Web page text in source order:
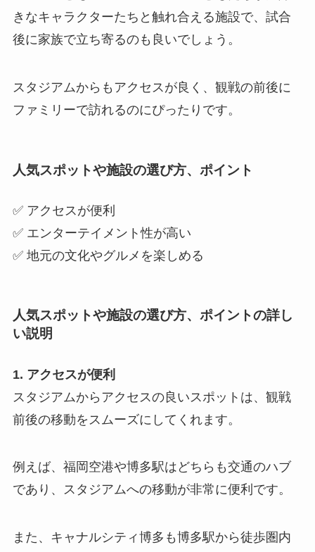
きなキャラクターたちと触れ合える施設で、試合
後に家族で立ち寄るのも良いでしょう。
スタジアムからもアクセスが良く、観戦の前後に
ファミリーで訪れるのにぴったりです。
人気スポットや施設の選び方、ポイント
✅ アクセスが便利
✅ エンターテイメント性が高い
✅ 地元の文化やグルメを楽しめる
人気スポットや施設の選び方、ポイントの詳し
い説明
1. アクセスが便利
スタジアムからアクセスの良いスポットは、観戦
前後の移動をスムーズにしてくれます。
例えば、福岡空港や博多駅はどちらも交通のハブ
であり、スタジアムへの移動が非常に便利です。
また、キャナルシティ博多も博多駅から徒歩圏内